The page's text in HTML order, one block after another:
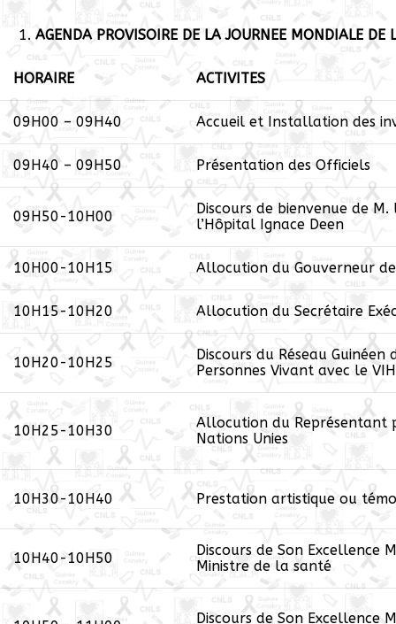
AGENDA PROVISOIRE DE LA JOURNEE MONDIALE
HORAIRE ACTIVITES
09H00 – 09H40 Accueil et Installation des
09H40 – 09H50 Présentation des Officiels
09H50-10H00
Discours de bienvenue de
l’Hôpital Ignace Deen
10H00-10H15 Allocution du Gouverneur
10H15-10H20 Allocution du Secrétaire
10H20-10H25
Discours du Réseau Guinéen
Personnes Vivant avec le VIH
10H25-10H30
Allocution du Représentant
Nations Unies
10H30-10H40 Prestation artistique ou
10H40-10H50
Discours de Son Excellence
Ministre de la santé
Discours de Son Excellence